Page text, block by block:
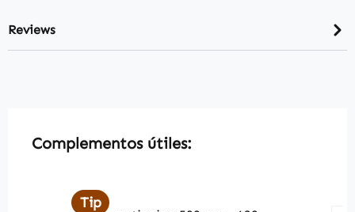
Reviews
Skip product gallery
Complementos útiles:
Tip